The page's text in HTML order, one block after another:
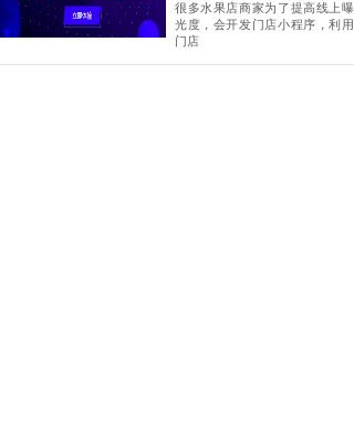
很多水果店商家为了提高线上曝
光度，会开发门店小程序，利用
门店